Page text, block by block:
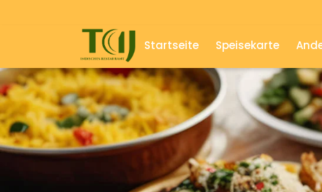
Startseite Speisekarte